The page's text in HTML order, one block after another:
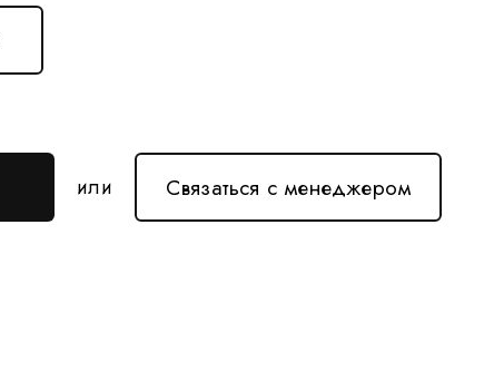
или Связаться с менеджером